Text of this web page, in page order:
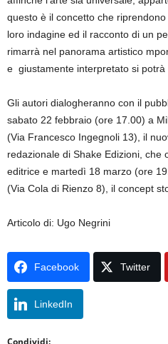
questo è il concetto che
loro indagine ed il racconto di un
rimarrà nel panorama artistico
e giustamente interpretato si potrà
Gli autori dialogheranno con il
sabato 22 febbraio (ore 17.00) a
(Via Francesco Ingegnoli 13), il
redazionale di Shake Edizioni, che
editrice e martedì 18 marzo (ore
(Via Cola di Rienzo 8), il concept
Articolo di: Ugo Negrini
Facebook Twitter
LinkedIn